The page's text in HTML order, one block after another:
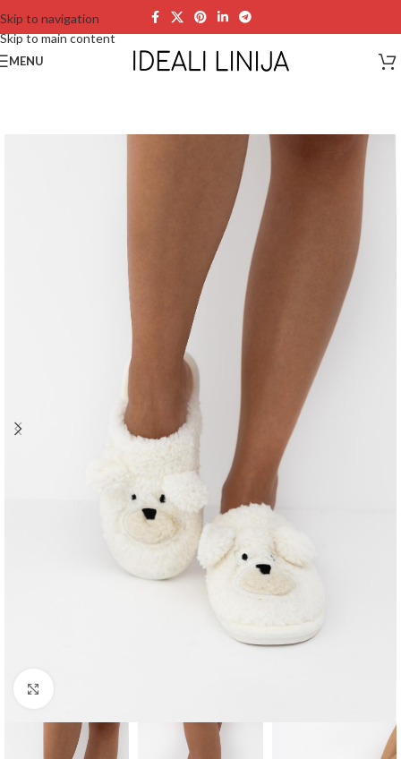
Skip to navigation
Skip to main content
MENU